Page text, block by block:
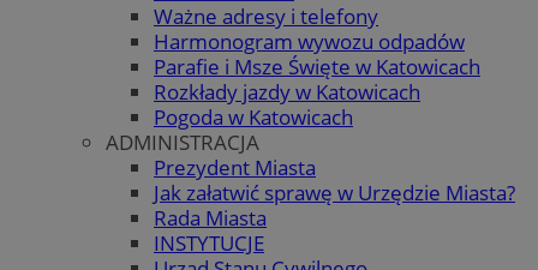
Ważne adresy i telefony
Harmonogram wywozu odpadów
Parafie i Msze Święte w Katowicach
Rozkłady jazdy w Katowicach
Pogoda w Katowicach
ADMINISTRACJA
Prezydent Miasta
Jak załatwić sprawę w Urzędzie Miasta?
Rada Miasta
INSTYTUCJE